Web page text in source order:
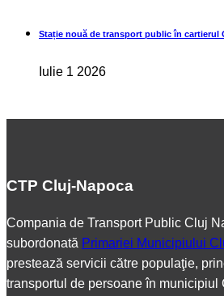
Stație nouă de transport public în cartierul
Iulie 1 2026
CTP Cluj-Napoca
Compania de Transport Public Cluj
subordonată Primariei Municipiului
prestează servicii către populaţie,
transportul de persoane în municipiul